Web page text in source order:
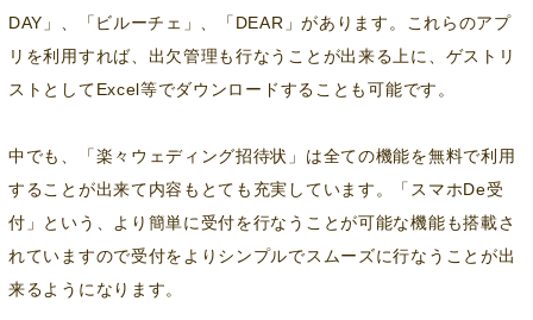
DAY」、「ビルーチェ」、「DEAR」があります。これらのアプ
リを利用すれば、出欠管理も行なうことが出来る上に、ゲストリ
ストとしてExcel等でダウンロードすることも可能です。
中でも、「楽々ウェディング招待状」は全ての機能を無料で利用
することが出来て内容もとても充実しています。「スマホDe受
付」という、より簡単に受付を行なうことが可能な機能も搭載さ
れていますので受付をよりシンプルでスムーズに行なうことが出
来るようになります。